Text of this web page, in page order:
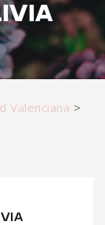
Valenciana >